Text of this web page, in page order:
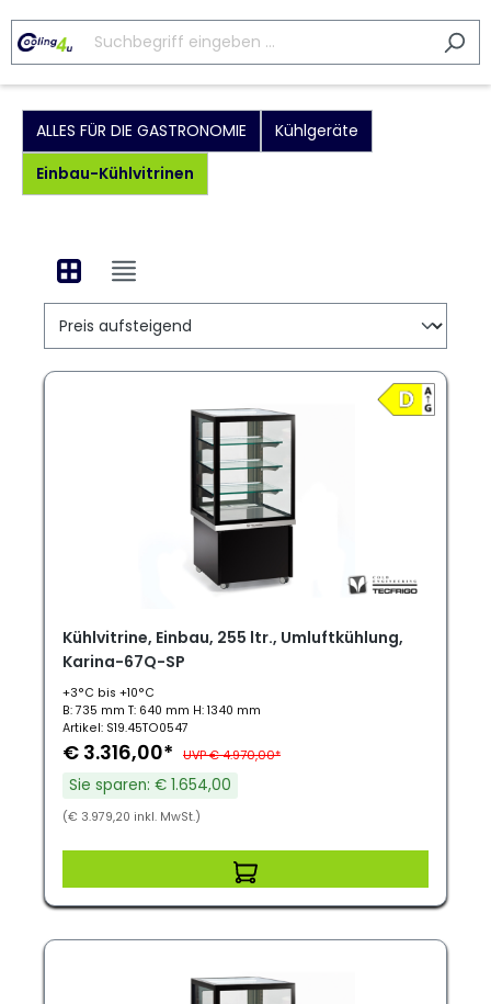
ALLES FÜR DIE GASTRONOMIE
Kühlgeräte
Einbau-Kühlvitrinen
Kühlvitrine, Einbau, 255 ltr., Umluftkühlung,
Karina-67Q-SP
+3°C bis +10°C
B: 735 mm T: 640 mm H: 1340 mm
Artikel: S19.45TO0547
€ 3.316,00* UVP € 4.970,00*
Sie sparen: € 1.654,00
(€ 3.979,20 inkl. MwSt.)